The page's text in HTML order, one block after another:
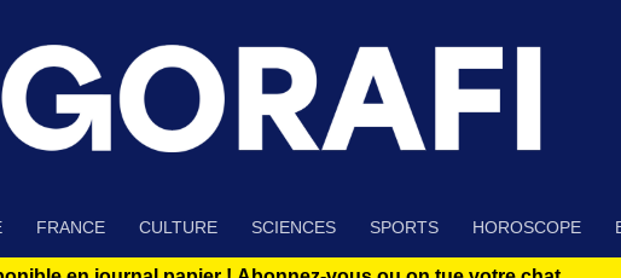
FRANCE CULTURE SCIENCES SPORTS HOROSCOPE